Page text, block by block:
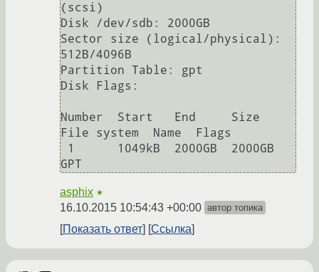
(scsi)
Disk /dev/sdb: 2000GB
Sector size (logical/physical):
512B/4096B
Partition Table: gpt
Disk Flags:
Number  Start   End     Size
File system  Name  Flags
GPT
asphix ★
16.10.2015 10:54:43 +00:00 автор топика
Показать ответ Ссылка